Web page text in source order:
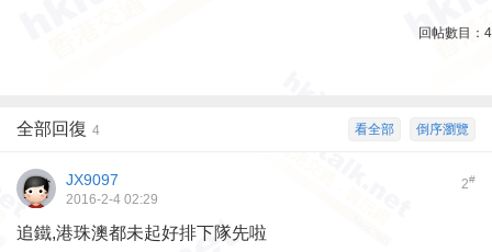
回帖數目： 4
倒序瀏覽
看全部
全部回復 4
2#
JX9097
2016-2-4 02:29
追鐵,港珠澳都未起好排下隊先啦